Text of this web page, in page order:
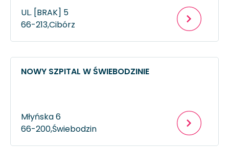
UL. [BRAK] 5
66-213,Cibórz
NOWY SZPITAL W ŚWIEBODZINIE
Młyńska 6
66-200,Świebodzin